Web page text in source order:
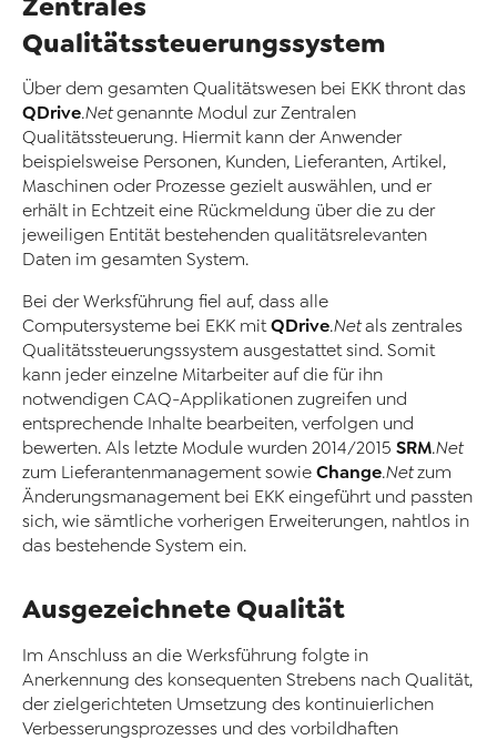
Qualitätssteuerungssystem
Über dem gesamten Qualitätswesen bei EKK thront das
QDrive.Netgenannte Modul zur Zentralen
Qualitätssteuerung. Hiermit kann der Anwender
beispielsweise Personen, Kunden, Lieferanten, Artikel,
Maschinen oder Prozesse gezielt auswählen, und er
erhält in Echtzeit eine Rückmeldung über die zu der
jeweiligen Entität bestehenden qualitätsrelevanten
Daten im gesamten System.
Bei der Werksführung fiel auf, dass alle
Computersysteme bei EKK mitQDrive.Netals zentrales
Qualitätssteuerungssystem ausgestattet sind. Somit
kann jeder einzelne Mitarbeiter auf die für ihn
notwendigen CAQ-Applikationen zugreifen und
entsprechende Inhalte bearbeiten, verfolgen und
bewerten. Als letzte Module wurden 2014/2015 SRM.Net
zum Lieferantenmanagement sowie Change.Netzum
Änderungsmanagement bei EKK eingeführt und passten
sich, wie sämtliche vorherigen Erweiterungen, nahtlos in
das bestehende System ein.
Ausgezeichnete Qualität
Im Anschluss an die Werksführung folgte in
Anerkennung des konsequenten Strebens nach Qualität,
der zielgerichteten Umsetzung des kontinuierlichen
Verbesserungsprozesses und des vorbildhaften